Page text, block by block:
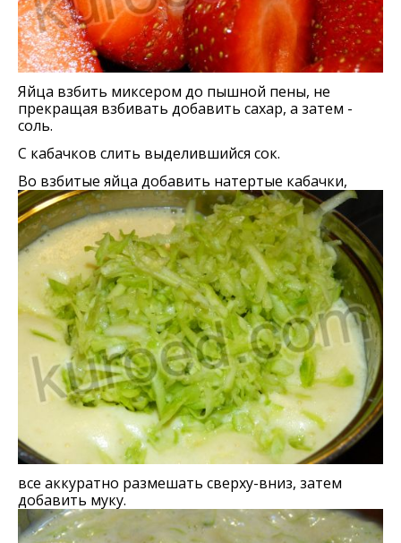
Яйца взбить миксером до пышной пены, не
прекращая взбивать добавить сахар, а затем -
соль.
С кабачков слить выделившийся сок.
Во взбитые яйца добавить натертые кабачки,
все аккуратно размешать сверху-вниз, затем
добавить муку.